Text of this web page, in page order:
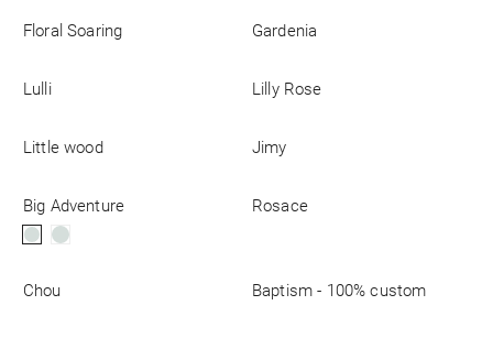
Floral Soaring Gardenia
Lulli Lilly Rose
Little wood Jimy
Big Adventure Rosace
Chou Baptism - 100% custom